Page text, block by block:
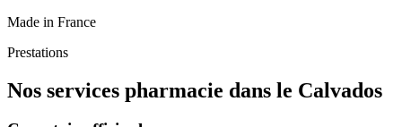
Made in France
Prestations
Nos services pharmacie dans le Calvados